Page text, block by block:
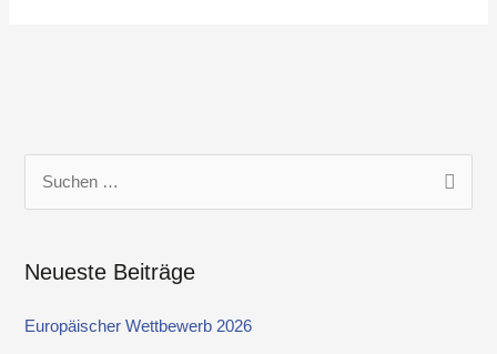
h
e
Neueste Beiträge
Europäischer Wettbewerb 2026